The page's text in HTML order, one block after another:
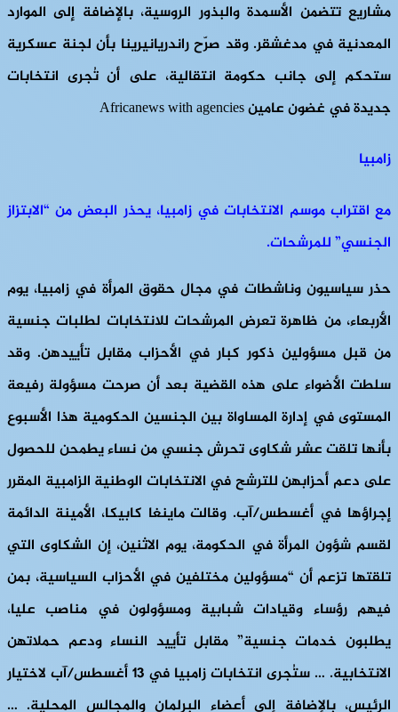
مشاريع تتضمن الأسمدة والبذور الروسية، بالإضافة إلى الموارد
المعدنية في مدغشقر. وقد صرّح راندريانيرينا بأن لجنة عسكرية
ستحكم إلى جانب حكومة انتقالية، على أن تُجرى انتخابات
جديدة في غضون عامين Africanews with agencies
زامبيا
مع اقتراب موسم الانتخابات في زامبيا، يحذر البعض من “الابتزاز
الجنسي” للمرشحات.
حذر سياسيون وناشطات في مجال حقوق المرأة في زامبيا، يوم
الأربعاء، من ظاهرة تعرض المرشحات للانتخابات لطلبات جنسية
من قبل مسؤولين ذكور كبار في الأحزاب مقابل تأييدهن. وقد
سلطت الأضواء على هذه القضية بعد أن صرحت مسؤولة رفيعة
المستوى في إدارة المساواة بين الجنسين الحكومية هذا الأسبوع
بأنها تلقت عشر شكاوى تحرش جنسي من نساء يطمحن للحصول
على دعم أحزابهن للترشح في الانتخابات الوطنية الزامبية المقرر
إجراؤها في أغسطس/آب. وقالت ماينغا كابيكا، الأمينة الدائمة
لقسم شؤون المرأة في الحكومة، يوم الاثنين، إن الشكاوى التي
تلقتها تزعم أن “مسؤولين مختلفين في الأحزاب السياسية، بمن
فيهم رؤساء وقيادات شبابية ومسؤولون في مناصب عليا،
يطلبون خدمات جنسية” مقابل تأييد النساء ودعم حملاتهن
الانتخابية. … ستُجرى انتخابات زامبيا في 13 أغسطس/آب لاختيار
الرئيس، بالإضافة إلى أعضاء البرلمان والمجالس المحلية. …